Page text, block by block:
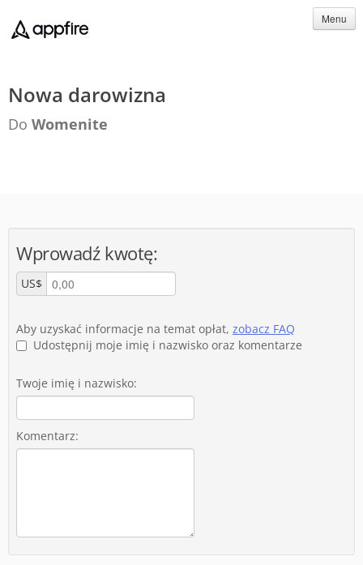
Menu
Nowa darowizna
Do Womenite
Wprowadź kwotę:
US$
Aby uzyskać informacje na temat opłat, zobacz FAQ
Udostępnij moje imię i nazwisko oraz komentarze
Twoje imię i nazwisko:
Komentarz: